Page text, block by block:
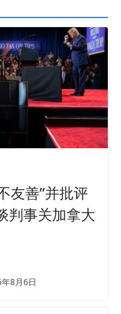
友善”并批评
判事关加拿大
8月6日